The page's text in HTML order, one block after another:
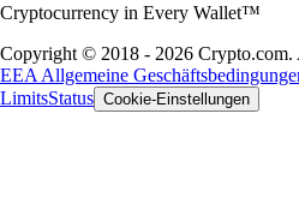
Cryptocurrency in Every Wallet™
Copyright © 2018 - 2026 Crypto.com.
EEA Allgemeine
LimitsStatus Cookie-Einstellungen